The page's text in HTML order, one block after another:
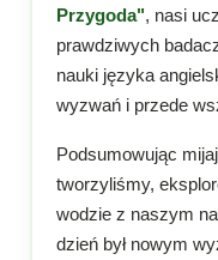
Przygoda", nasi
prawdziwych
nauki języka
wyzwań i przede
Podsumowując
tworzyliśmy,
wodzie z naszym
dzień był nowym